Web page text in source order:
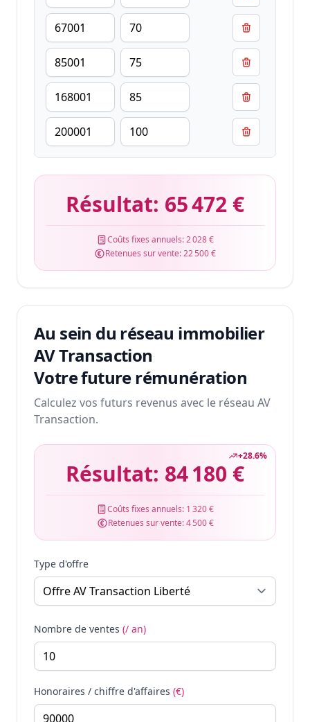
Résultat: 65 472 €
Coûts fixes annuels:2 028 €
Retenues sur vente:22 500 €
Au sein du réseau immobilier
AV Transaction
Votre future rémunération
Calculez vos futurs revenus avec le réseau AV
Transaction.
+28.6%
Résultat: 84 180 €
Coûts fixes annuels: 1 320 €
Retenues sur vente:4 500 €
Type d'offre
Nombre de ventes (/ an)
Honoraires / chiffre d'affaires (€)